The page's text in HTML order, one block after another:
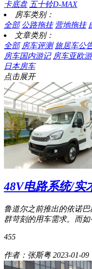
卡底盘 五十铃D-MAX
房车类别：
全部 公路拖挂 营地拖挂
文章类别：
全部 房车评测 旅居车公
房车国内游记 房车亚欧
日本房车
点击展开
48V电路系统/实
鲁道尔之前推出的依诺
群苛刻的用车需求。而
455
作者：张斯粤 2023-01-09